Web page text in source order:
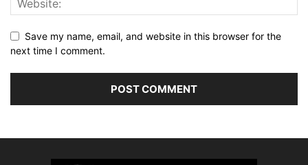
Save my name, email, and website in this browser for the
next time I comment.